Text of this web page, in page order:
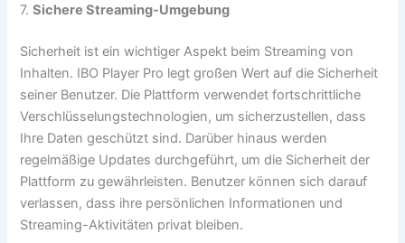
7.Sichere Streaming-Umgebung
Sicherheit ist ein wichtiger Aspekt beim Streaming von
Inhalten. IBO Player Pro legt großen Wert auf die Sicherheit
seiner Benutzer. Die Plattform verwendet fortschrittliche
Verschlüsselungstechnologien, um sicherzustellen, dass
Ihre Daten geschützt sind. Darüber hinaus werden
regelmäßige Updates durchgeführt, um die Sicherheit der
Plattform zu gewährleisten. Benutzer können sich darauf
verlassen, dass ihre persönlichen Informationen und
Streaming-Aktivitäten privat bleiben.